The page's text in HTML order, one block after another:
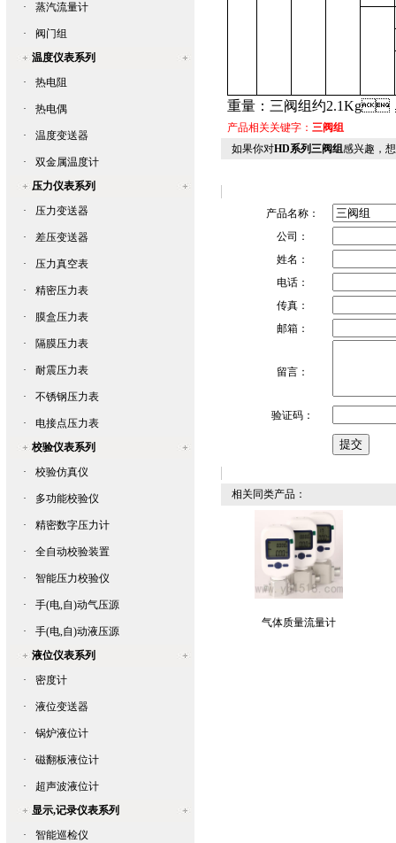
· 蒸汽流量计
·
阀门组
温度仪表系列
·
热电阻
· 热电偶
· 温度变送器
·
双金属温度计
压力仪表系列
·
压力变送器
· 差压变送器
· 压力真空表
· 精密压力表
· 膜盒压力表
· 隔膜压力表
· 耐震压力表
· 不锈钢压力表
·
电接点压力表
校验仪表系列
·
校验仿真仪
· 多功能校验仪
· 精密数字压力计
· 全自动校验装置
· 智能压力校验仪
· 手(电,自)动气压源
·
手(电,自)动液压源
液位仪表系列
·
密度计
· 液位变送器
· 锅炉液位计
· 磁翻板液位计
·
超声波液位计
显示,记录仪表系列
·
智能巡检仪
重量：三阀组约2.1Kg
产品相关关键字： 三阀组
如果你对HD系列三阀组感兴趣
产品名称：
公司：
姓名：
电话：
传真：
邮箱：
留言：
验证码：
相关同类产品：
气体质量流量计